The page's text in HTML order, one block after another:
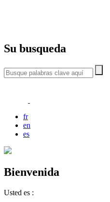
Su busqueda
fr
en
es
Bienvenida
Usted es :